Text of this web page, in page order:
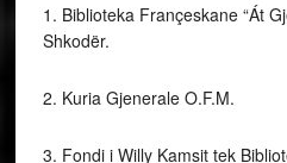
1. Biblioteka Françeskane “Át
Shkodër.
2. Kuria Gjenerale O.F.M.
3. Fondi i Willy Kamsit tek